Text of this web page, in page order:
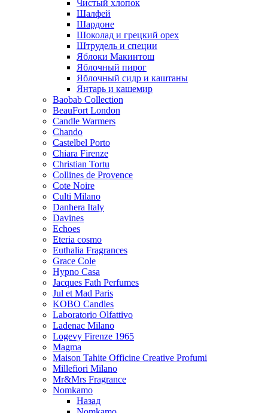
Чистый хлопок
Шалфей
Шардоне
Шоколад и грецкий орех
Штрудель и специи
Яблоки Макинтош
Яблочный пирог
Яблочный сидр и каштаны
Янтарь и кашемир
Baobab Collection
BeauFort London
Candle Warmers
Chando
Castelbel Porto
Chiara Firenze
Christian Tortu
Collines de Provence
Cote Noire
Culti Milano
Danhera Italy
Davines
Echoes
Eteria cosmo
Euthalia Fragrances
Grace Cole
Hypno Casa
Jacques Fath Perfumes
Jul et Mad Paris
KOBO Candles
Laboratorio Olfattivo
Ladenac Milano
Logevy Firenze 1965
Magma
Maison Tahite Officine Creative Profumi
Millefiori Milano
Mr&Mrs Fragrance
Nomkamo
Назад